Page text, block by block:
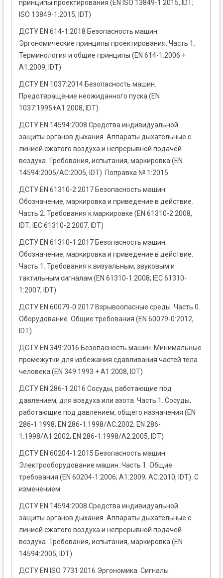
принципы проектирования (EN ISO 13849-1:2015, IDT;
ISO 13849-1:2015, IDT)
ДСТУ EN 614-1:2018 Безопасность машин.
Эргономические принципы проектирования. Часть 1.
Терминология и общие принципы (EN 614-1:2006 +
А1:2009, IDT)
ДСТУ EN 1037:2014 Безопасность машин.
Предотвращение неожиданного пуска (EN
1037:1995+A1:2008, IDT)
ДСТУ EN 14594:2008 Средства индивидуальной
защиты органов дыхания. Аппараты дыхательные с
линией сжатого воздуха и непрерывной подачей
воздуха. Требования, испытания, маркировка (EN
14594:2005/AC:2005, IDT). Поправка № 1:2015
ДСТУ EN 61310-2:2017 Безопасность машин.
Обозначение, маркировка и приведение в действие.
Часть 2. Требования к маркировке (EN 61310-2:2008,
IDT; IEC 61310-2:2007, IDT)
ДСТУ EN 61310-1:2017 Безопасность машин.
Обозначение, маркировка и приведение в действие.
Часть 1. Требования к визуальным, звуковым и
тактильным сигналам (EN 61310-1:2008; IEC 61310-
1:2007, IDT)
ДСТУ EN 60079-0:2017 Взрывоопасные среды. Часть 0.
Оборудование. Общие требования (EN 60079-0:2012,
IDT)
ДСТУ EN 349:2016 Безопасность машин. Минимальные
промежутки для избежания сдавливания частей тела
человека (EN 349:1993 + А1:2008, IDT)
ДСТУ EN 286-1:2016 Сосуды, работающие под
давлением, для воздуха или азота. Часть 1. Сосуды,
работающие под давлением, общего назначения (EN
286-1:1998; EN 286-1:1998/АС:2002; EN 286-
1:1998/A1:2002; EN 286-1:1998/А2:2005, IDT)
ДСТУ EN 60204-1:2015 Безопасность машин.
Электрооборудование машин. Часть 1. Общие
требования (EN 60204-1:2006; А1:2009; АС:2010, IDT). С
изменением
ДСТУ EN 14594:2008 Средства индивидуальной
защиты органов дыхания. Аппараты дыхательные с
линией сжатого воздуха и непрерывной подачей
воздуха. Требования, испытания, маркировка (EN
14594:2005, IDT)
ДСТУ EN ISO 7731:2016 Эргономика. Сигналы